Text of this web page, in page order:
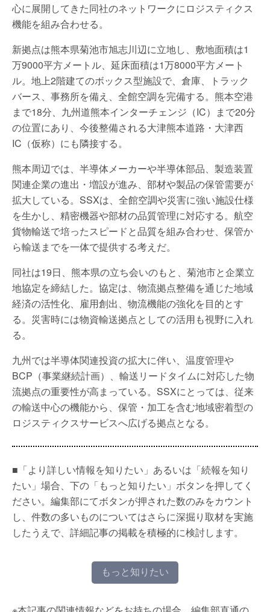
心に展開してきた同社のネットワークにロジスティクス
機能を組み合わせる。
新拠点は熊本県菊池市旭志川辺に立地し、敷地面積は1
万9000平方メートル、延床面積は1万8000平方メート
ル。地上2階建てのボックス型施設で、倉庫、トラック
バース、事務所を備え、全館空調を完備する。熊本空港
まで18分、九州道熊本インターチェンジ（IC）まで20分
の位置にあり、今後整備される大津熊本道路・大津西
IC（仮称）にも隣接する。
熊本周辺では、半導体メーカーや半導体部品、製造装置
関連企業の進出・増設が進み、部材や製品の保管需要が
拡大している。SSXは、全館空調や災害に強い施設仕様
を生かし、精密機器や部材の品質管理に対応する。航空
貨物輸送で培ったスピードと品質を組み合わせ、保管か
ら輸送までを一体で提供する考えだ。
同社は19日、熊本県の立ち会いのもと、菊池市と企業立
地協定を締結した。協定は、物流拠点整備を通じた地域
経済の活性化、雇用創出、物流機能の強化を目的とす
る。災害時には物資輸送拠点としての活用も視野に入れ
る。
九州では半導体関連投資の拡大に伴い、温度管理や
BCP（事業継続計画）、輸送リードタイムに対応した物
流拠点の重要性が高まっている。SSXにとっては、従来
の輸送中心の機能から、保管・加工を含む地域密着型の
ロジスティクスサービスへ広げる拠点となる。
■「より詳しい情報を知りたい」あるいは「続報を知り
たい」場合、下の「もっと知りたい」ボタンを押してく
ださい。編集部にてボタンが押された数のみをカウント
し、件数の多いものについてはさらに深掘り取材を実施
したうえで、詳細記事の掲載を積極的に検討します。
もっと知りたい